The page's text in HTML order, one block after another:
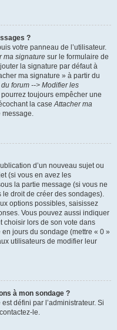
?
votre panneau de l’utilisateur.
ma signature sur le formulaire de
la signature par défaut à
ma signature » à partir du
forum --> Modifier les
toujours empêcher une
la caseAttacher ma
message.
d’un nouveau sujet ou
(si vous en avez les
la partie message (si vous ne
le droit de créer des sondages).
options possibles, saisissez
Vous pouvez aussi indiquer
choisir lors de son vote dans
jours du sondage (mettre « 0 »
utilisateurs de modifier leur
à mon sondage ?
défini par l’administrateur. Si
le.